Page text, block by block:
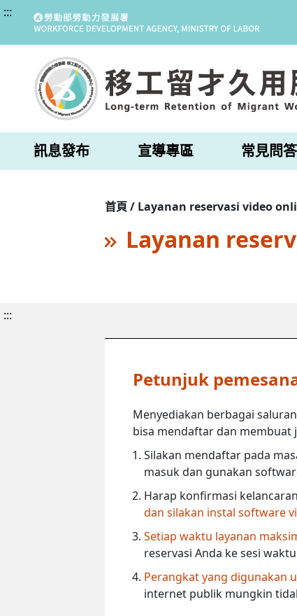
:::
訊息發布 宣導專區 常見問答
首頁 / Layanan reservasi video
Layanan
:::
Petunjuk
Menyediakan berbagai
bisa mendaftar dan membuat
Silakan mendaftar pada
masuk dan gunakan
Harap konfirmasi
dan silakan instal software
Setiap waktu layanan
reservasi Anda ke sesi
Perangkat yang digunakan
internet publik mungkin